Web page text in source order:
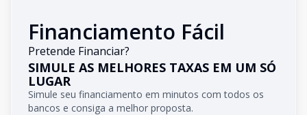
Financiamento Fácil
Pretende Financiar?
SIMULE AS MELHORES TAXAS EM UM SÓ
LUGAR
Simule seu financiamento em minutos com todos os
bancos e consiga a melhor proposta.